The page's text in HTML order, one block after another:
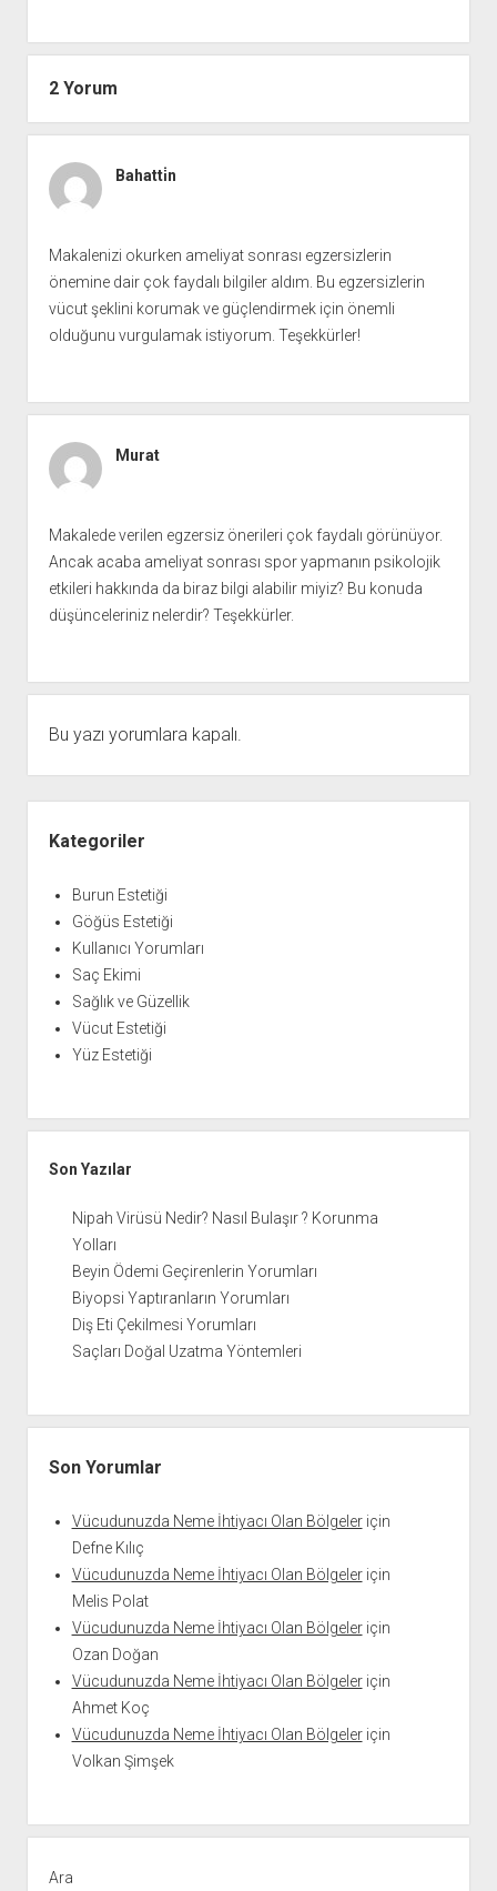
2 Yorum
Bahatti̇n
Makalenizi okurken ameliyat sonrası egzersizlerin
önemine dair çok faydalı bilgiler aldım. Bu egzersizlerin
vücut şeklini korumak ve güçlendirmek için önemli
olduğunu vurgulamak istiyorum. Teşekkürler!
Murat
Makalede verilen egzersiz önerileri çok faydalı görünüyor.
Ancak acaba ameliyat sonrası spor yapmanın psikolojik
etkileri hakkında da biraz bilgi alabilir miyiz? Bu konuda
düşünceleriniz nelerdir? Teşekkürler.
Bu yazı yorumlara kapalı.
Menü
Kategoriler
Burun Estetiği
Göğüs Estetiği
Kullanıcı Yorumları
Saç Ekimi
Sağlık ve Güzellik
Vücut Estetiği
Yüz Estetiği
Son Yazılar
Nipah Virüsü Nedir? Nasıl Bulaşır ? Korunma
Yolları
Beyin Ödemi Geçirenlerin Yorumları
Biyopsi Yaptıranların Yorumları
Diş Eti Çekilmesi Yorumları
Saçları Doğal Uzatma Yöntemleri
Son Yorumlar
Vücudunuzda Neme İhtiyacı Olan Bölgeleriçin
Defne Kılıç
Vücudunuzda Neme İhtiyacı Olan Bölgeleriçin
Melis Polat
Vücudunuzda Neme İhtiyacı Olan Bölgeleriçin
Ozan Doğan
Vücudunuzda Neme İhtiyacı Olan Bölgeleriçin
Ahmet Koç
Vücudunuzda Neme İhtiyacı Olan Bölgeleriçin
Volkan Şimşek
Ara